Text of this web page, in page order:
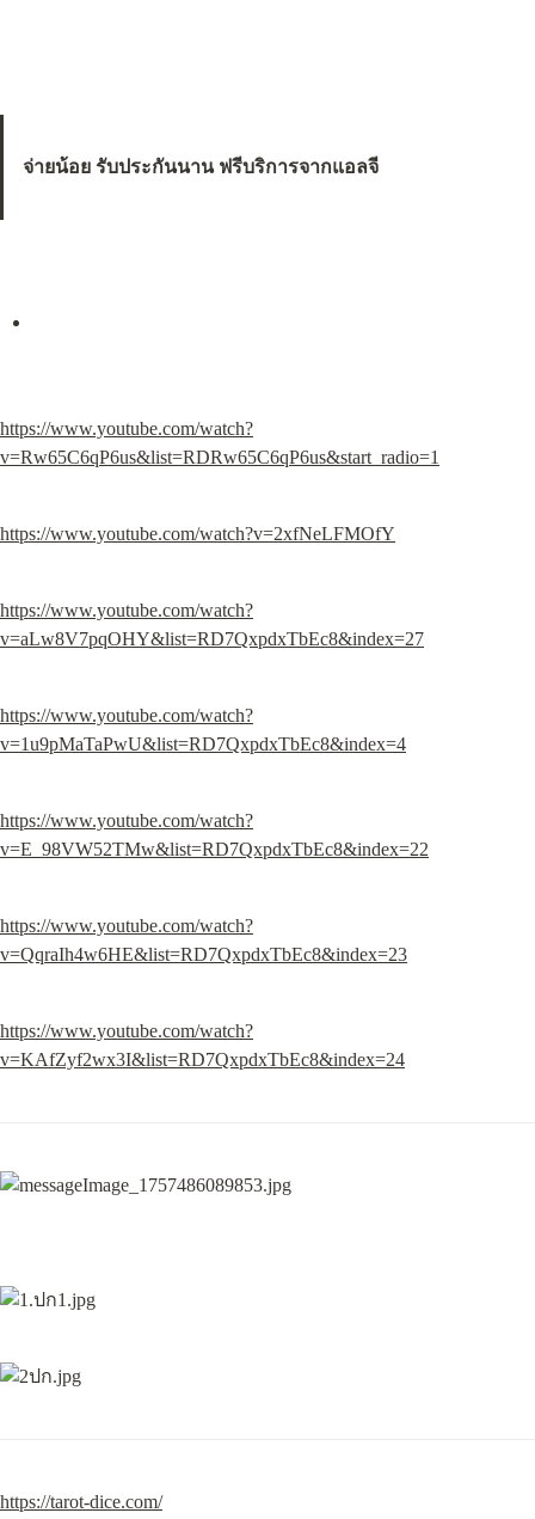
จ่ายน้อย รับประกันนาน ฟรีบริการจากแอลจี
https://www.youtube.com/watch?
v=Rw65C6qP6us&list=RDRw65C6qP6us&start_radio=1
https://www.youtube.com/watch?v=2xfNeLFMOfY
https://www.youtube.com/watch?
v=aLw8V7pqOHY&list=RD7QxpdxTbEc8&index=27
https://www.youtube.com/watch?
v=1u9pMaTaPwU&list=RD7QxpdxTbEc8&index=4
https://www.youtube.com/watch?
v=E_98VW52TMw&list=RD7QxpdxTbEc8&index=22
https://www.youtube.com/watch?
v=QqraIh4w6HE&list=RD7QxpdxTbEc8&index=23
https://www.youtube.com/watch?
v=KAfZyf2wx3I&list=RD7QxpdxTbEc8&index=24
https://tarot-dice.com/